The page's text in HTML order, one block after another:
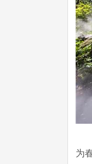
为